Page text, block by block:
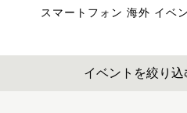
スマートフォン 海外 イベ
イベントを絞り込